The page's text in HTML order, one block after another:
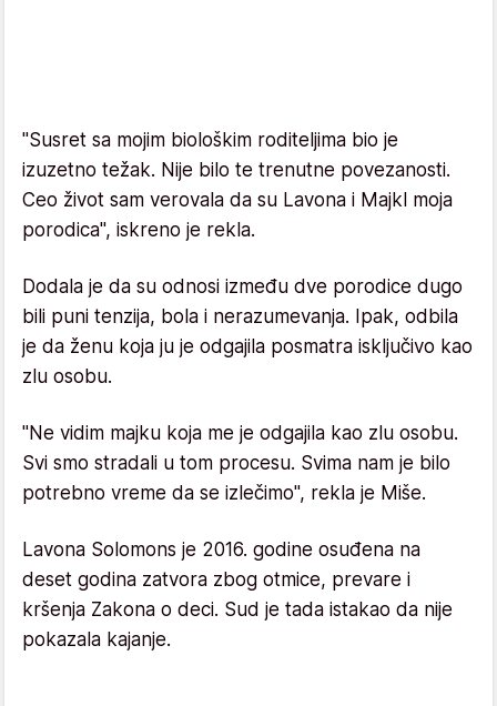
"Susret sa mojim biološkim roditeljima bio je
izuzetno težak. Nije bilo te trenutne povezanosti.
Ceo život sam verovala da su Lavona i Majkl moja
porodica", iskreno je rekla.
Dodala je da su odnosi između dve porodice dugo
bili puni tenzija, bola i nerazumevanja. Ipak, odbila
je da ženu koja ju je odgajila posmatra isključivo kao
zlu osobu.
"Ne vidim majku koja me je odgajila kao zlu osobu.
Svi smo stradali u tom procesu. Svima nam je bilo
potrebno vreme da se izlečimo", rekla je Miše.
Lavona Solomons je 2016. godine osuđena na
deset godina zatvora zbog otmice, prevare i
kršenja Zakona o deci. Sud je tada istakao da nije
pokazala kajanje.